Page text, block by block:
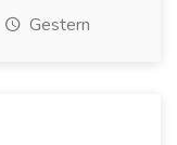
Gestern